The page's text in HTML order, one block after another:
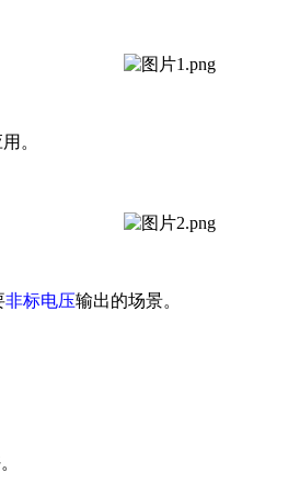
。
非标电压输出的场景。